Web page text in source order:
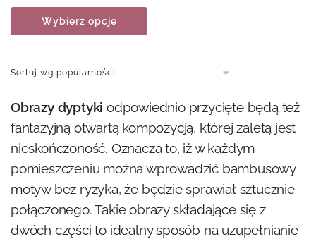
Wybierz opcje
Obrazy dyptyki odpowiednio przycięte będą też
fantazyjną otwartą kompozycją, której zaletą jest
nieskończoność. Oznacza to, iż w każdym
pomieszczeniu można wprowadzić bambusowy
motyw bez ryzyka, że będzie sprawiał sztucznie
połączonego. Takie obrazy składające się z
dwóch części to idealny sposób na uzupełnianie